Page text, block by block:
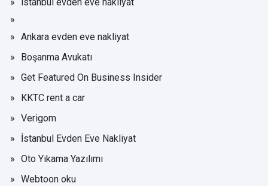
Ankara evden eve nakliyat
Boşanma Avukatı
Get Featured On Business Insider
KKTC rent a car
Verigom
İstanbul Evden Eve Nakliyat
Oto Yıkama Yazılımı
Webtoon oku